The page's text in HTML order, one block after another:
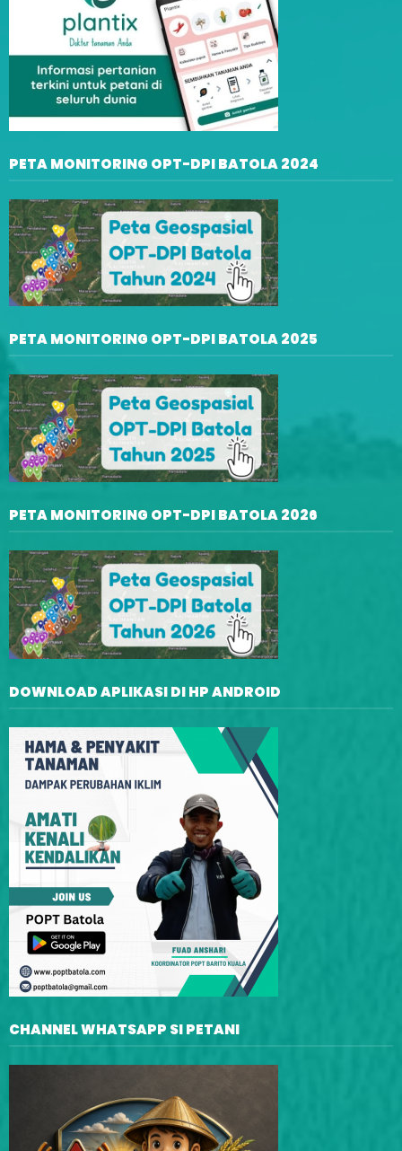
PETA MONITORING OPT-DPI BATOLA 2024
PETA MONITORING OPT-DPI BATOLA 2025
PETA MONITORING OPT-DPI BATOLA 2026
DOWNLOAD APLIKASI DI HP ANDROID
CHANNEL WHATSAPP SI PETANI